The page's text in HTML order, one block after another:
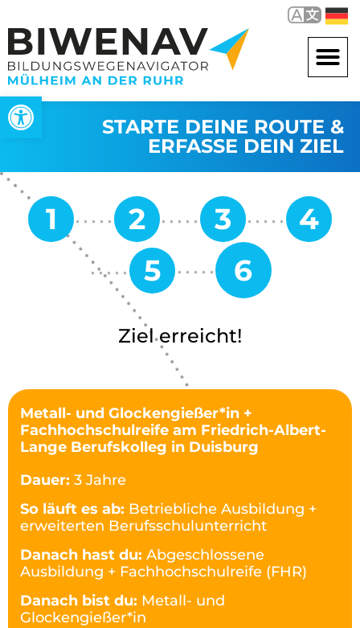
Open toolbar
STARTE DEINE ROUTE &
ERFASSE DEIN ZIEL
Ziel erreicht!
Metall- und Glockengießer*in +
Fachhochschulreife am Friedrich-Albert-
Lange Berufskolleg in Duisburg
Dauer: 3 Jahre
So läuft es ab: Betriebliche Ausbildung +
erweiterten Berufsschulunterricht
Danach hast du: Abgeschlossene
Ausbildung + Fachhochschulreife (FHR)
Danach bist du: Metall- und
Glockengießer*in